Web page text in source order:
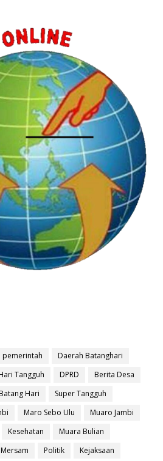
pemerintah
Daerah Batanghari
Tangguh DPRD
Berita Desa
Batang Hari
Super Tangguh
Maro Sebo Ulu
Muaro Jambi
Kesehatan
Muara Bulian
Mersam Politik
Kejaksaan